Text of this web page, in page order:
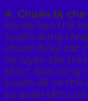
4. Chuẩn bị
hội để bạn thể
tuyển dụng
chuẩn bị kỹ các
và luyện tập trả
phục. Bạn cũng
tuyển để có thể
sự quan tâm của